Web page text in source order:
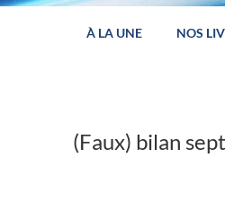
À LA UNE NOS
(Faux) bilan